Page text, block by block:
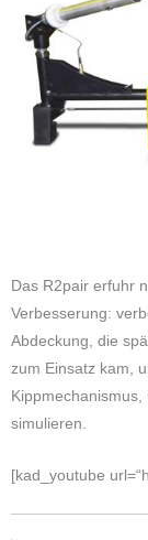
Das R2pair erfuhr
Verbesserung:
Abdeckung, die
zum Einsatz kam,
simulieren.
[kad_youtube